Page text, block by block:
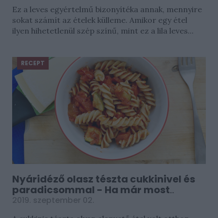
Ez a leves egyértelmű bizonyítéka annak, mennyire
sokat számít az ételek külleme. Amikor egy étel
ilyen hihetetlenül szép színű, mint ez a lila leves...
RECEPT
Nyáridéző olasz tészta cukkinivel és
paradicsommal - Ha már most
hiányzik
2019. szeptember 02.